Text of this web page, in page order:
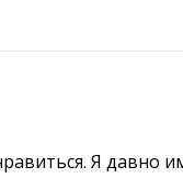
Я давно